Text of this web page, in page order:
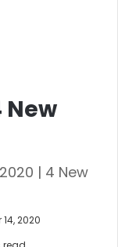
New
| 4 New
2020